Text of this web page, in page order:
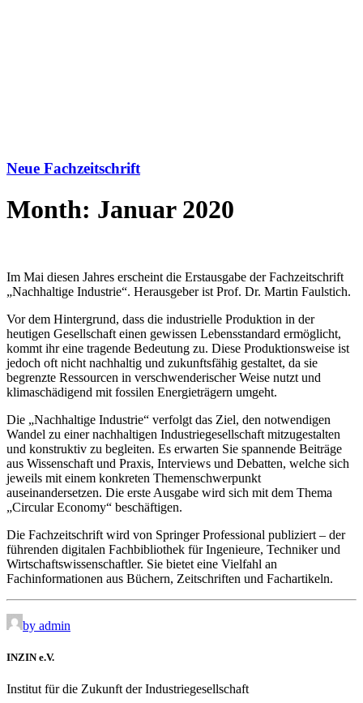
Neue Fachzeitschrift
Month: Januar 2020
Im Mai diesen Jahres erscheint die Erstausgabe der Fachzeitschrift
„Nachhaltige Industrie“. Herausgeber ist Prof. Dr. Martin Faulstich.
Vor dem Hintergrund, dass die industrielle Produktion in der
heutigen Gesellschaft einen gewissen Lebensstandard ermöglicht,
kommt ihr eine tragende Bedeutung zu. Diese Produktionsweise ist
jedoch oft nicht nachhaltig und zukunftsfähig gestaltet, da sie
begrenzte Ressourcen in verschwenderischer Weise nutzt und
klimaschädigend mit fossilen Energieträgern umgeht.
Die „Nachhaltige Industrie“ verfolgt das Ziel, den notwendigen
Wandel zu einer nachhaltigen Industriegesellschaft mitzugestalten
und konstruktiv zu begleiten. Es erwarten Sie spannende Beiträge
aus Wissenschaft und Praxis, Interviews und Debatten, welche sich
jeweils mit einem konkreten Themenschwerpunkt
auseinandersetzen. Die erste Ausgabe wird sich mit dem Thema
„Circular Economy“ beschäftigen.
Die Fachzeitschrift wird von Springer Professional publiziert – der
führenden digitalen Fachbibliothek für Ingenieure, Techniker und
Wirtschaftswissenschaftler. Sie bietet eine Vielfahl an
Fachinformationen aus Büchern, Zeitschriften und Fachartikeln.
by admin
INZIN e.V.
Institut für die Zukunft der Industriegesellschaft